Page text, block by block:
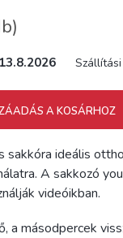
13.8.2026
A KOSÁRHOZ
sakkóra ideális
A sakkozó
videóikban.
a másodpercek